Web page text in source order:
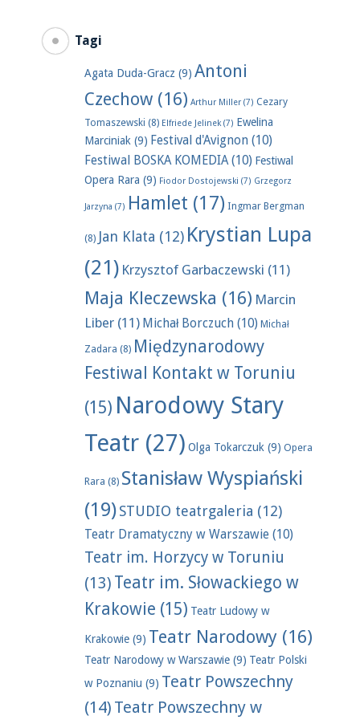
Tagi
Agata Duda-Gracz (9) Antoni
Czechow(16) Arthur Miller(7) Cezary
Tomaszewski (8) Elfriede Jelinek(7) Ewelina
Marciniak (9) Festival d'Avignon (10)
Festiwal BOSKA KOMEDIA(10) Festiwal
Opera Rara (9) Fiodor Dostojewski (7) Grzegorz
Jarzyna (7) Hamlet (17) Ingmar Bergman
(8) Jan Klata (12) Krystian Lupa
(21) Krzysztof Garbaczewski (11)
Maja Kleczewska (16) Marcin
Liber(11) Michał Borczuch (10) Michał
Zadara (8) Międzynarodowy
Festiwal Kontakt w Toruniu
(15) Narodowy Stary
Teatr(27) Olga Tokarczuk (9) Opera
Rara (8) Stanisław Wyspiański
(19)STUDIO teatrgaleria (12)
Teatr Dramatyczny w Warszawie (10)
Teatr im. Horzycy w Toruniu
(13) Teatr im. Słowackiego w
Krakowie (15) Teatr Ludowy w
Krakowie(9) Teatr Narodowy(16)
Teatr Narodowy w Warszawie(9) Teatr Polski
w Poznaniu (9) Teatr Powszechny
(14) Teatr Powszechny w